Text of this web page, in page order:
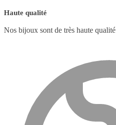
Haute qualité
Nos bijoux sont de très haute qualité